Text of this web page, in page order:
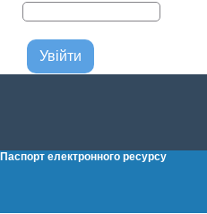
Паспорт електронного ресурсу